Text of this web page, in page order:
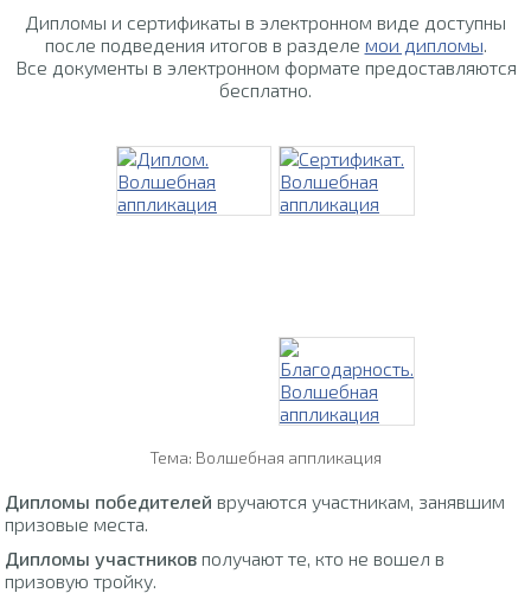
Дипломы и сертификаты в электронном виде доступны
после подведения итогов в разделе мои дипломы.
Все документы в электронном формате предоставляются
бесплатно.
Тема: Волшебная аппликация
Дипломы победителей вручаются участникам, занявшим
призовые места.
Дипломы участников получают те, кто не вошел в
призовую тройку.